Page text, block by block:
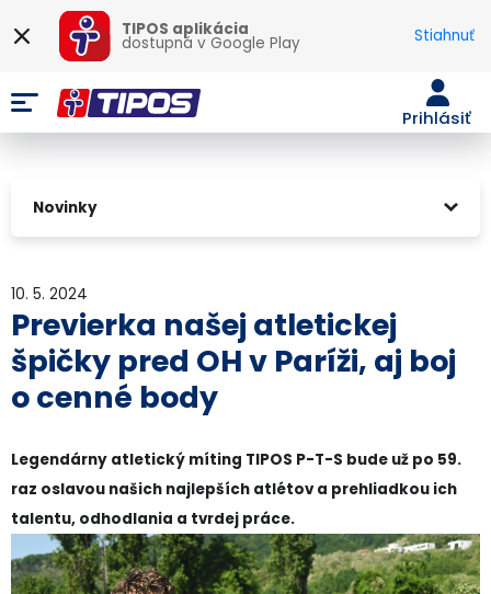
TIPOS aplikácia
dostupná vGoogle Play Stiahnuť
Prihlásiť
Novinky
10. 5. 2024
Previerka našej atletickej
špičky pred OH v Paríži, aj boj
o cenné body
Legendárny atletický míting TIPOS P-T-S bude už po 59.
raz oslavou našich najlepších atlétov a prehliadkou ich
talentu, odhodlania a tvrdej práce.